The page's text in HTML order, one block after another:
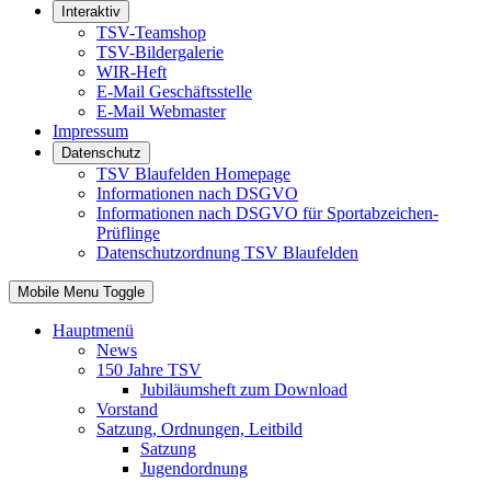
Interaktiv
TSV-Teamshop
TSV-Bildergalerie
WIR-Heft
E-Mail Geschäftsstelle
E-Mail Webmaster
Impressum
Datenschutz
TSV Blaufelden Homepage
Informationen nach DSGVO
Informationen nach DSGVO für Sportabzeichen-
Prüflinge
Datenschutzordnung TSV Blaufelden
Mobile Menu Toggle
Hauptmenü
News
150 Jahre TSV
Jubiläumsheft zum Download
Vorstand
Satzung, Ordnungen, Leitbild
Satzung
Jugendordnung